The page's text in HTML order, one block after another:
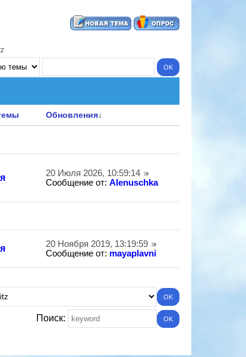
Обновления↓
20 Июля 2026, 10:59:14
Сообщение от: Alenuschka
20 Ноября 2019, 13:19:59
Сообщение от: mayaplavni
Поиск: